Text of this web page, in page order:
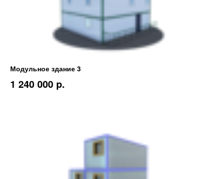
Модульное здание 3
1 240 000 p.